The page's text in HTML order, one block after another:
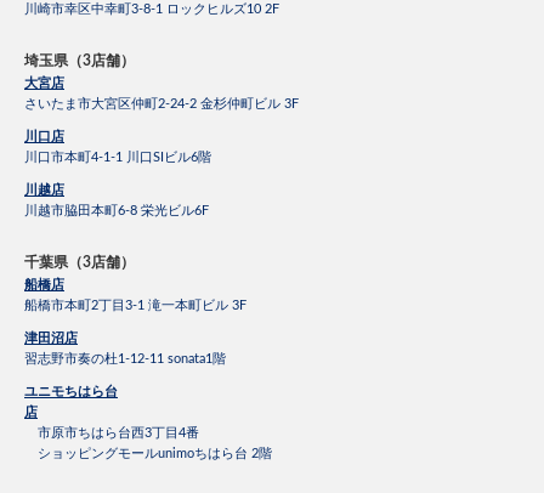
川崎市幸区中幸町3-8-1 ロックヒルズ10 2F
埼玉県（3店舗）
大宮店
さいたま市大宮区仲町2-24-2 金杉仲町ビル 3F
川口店
川口市本町4-1-1 川口SIビル6階
川越店
川越市脇田本町6-8 栄光ビル6F
千葉県（3店舗）
船橋店
船橋市本町2丁目3-1 滝一本町ビル 3F
津田沼店
習志野市奏の杜1-12-11 sonata1階
ユニモちはら台
店
市原市ちはら台西3丁目4番
ショッピングモールunimoちはら台 2階